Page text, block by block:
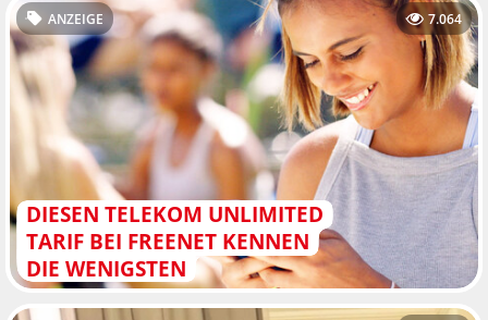
DIESEN TELEKOM UNLIMITED
TARIF BEI FREENET KENNEN
DIE WENIGSTEN
ANZEIGE 7.064